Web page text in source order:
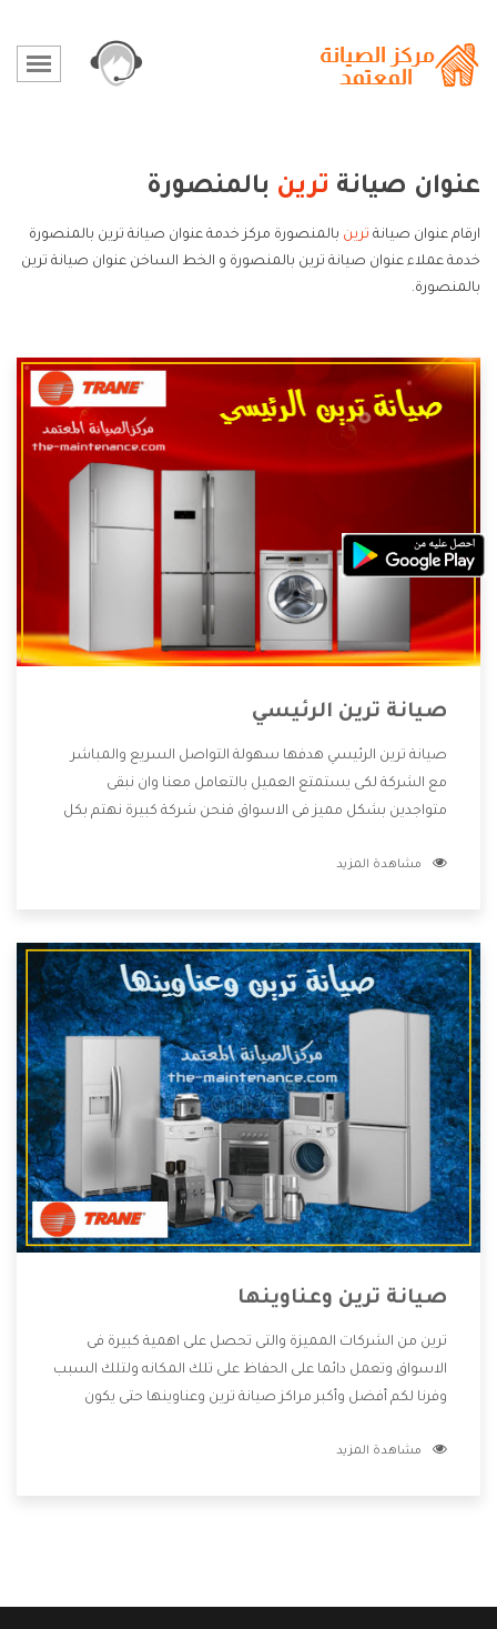
عنوان صيانة ترين بالمنصورة
ارقام عنوان صيانة ترين بالمنصورة مركز خدمة عنوان صيانة ترين بالمنصورة
خدمة عملاء عنوان صيانة ترين بالمنصورة و الخط الساخن عنوان صيانة ترين
بالمنصورة.
صيانة ترين الرئيسي
صيانة ترين الرئيسي هدفها سهولة التواصل السريع والمباشر
مع الشركة لكى يستمتع العميل بالتعامل معنا وان نبقى
متواجدين بشكل مميز فى الاسواق فنحن شركة كبيرة نهتم بكل
الشركة بها والتى تكون منها خدمة الصيانة التى تكون من أهم
الأسعار التى تكون مناسبة لكثير من العملاء
مشاهدة المزيد
صيانة ترين وعناوينها
ترين من الشركات المميزة والتى تحصل على اهمية كبيرة فى
الاسواق وتعمل دائما على الحفاظ على تلك المكانه ولتلك السبب
وفرنا لكم أفضل وأكبر مراكز صيانة ترين وعناوينها حتى يكون
دون اى ازعاج كما أننا نهتم بكل ما يحتاجه المستهلك لكى نحافظ
مشاهدة المزيد